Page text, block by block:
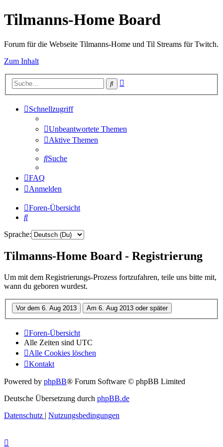
Tilmanns-Home Board
Forum für die Webseite Tilmanns-Home und Til Streams für Twitch.
Zum Inhalt
Suche
Schnellzugriff
Unbeantwortete Themen
Aktive Themen
Suche
FAQ
Anmelden
Foren-Übersicht
Suche
Sprache:
Tilmanns-Home Board - Registrierung
Um mit dem Registrierungs-Prozess fortzufahren, teile uns bitte mit,
wann du geboren wurdest.
Foren-Übersicht
Alle Zeiten sind UTC
Alle Cookies löschen
Kontakt
Powered by phpBB® Forum Software © phpBB Limited
Deutsche Übersetzung durch phpBB.de
Datenschutz | Nutzungsbedingungen